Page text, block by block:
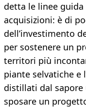
detta le linee
acquisizioni: è di
dell’investimento
per sostenere un
territori più
piante selvatiche e
distillati dal sapore
sposare un